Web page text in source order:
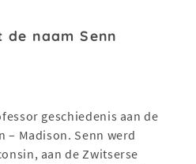
de naam Senn
geschiedenis aan de
– Madison. Senn werd
aan de Zwitserse